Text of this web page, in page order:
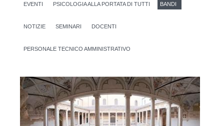
EVENTI PSICOLOGIA ALLA PORTATA DI TUTTI BANDI
NOTIZIE SEMINARI DOCENTI
PERSONALE TECNICO AMMINISTRATIVO